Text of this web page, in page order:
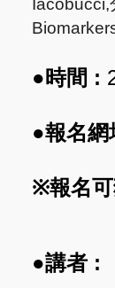
Iacobucci,
●時間 :
●報名網
※報名
●講者 :